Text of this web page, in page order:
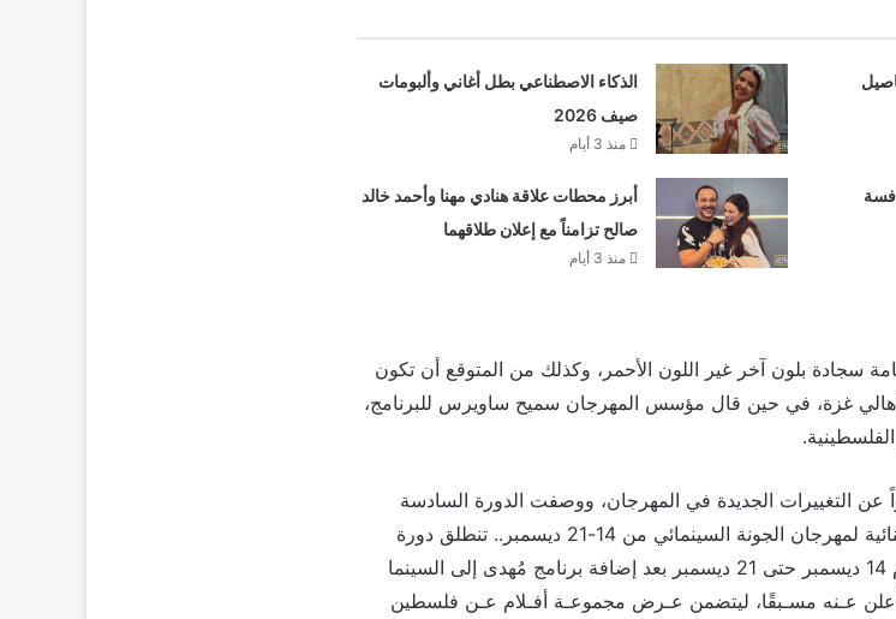
الذكاء الاصطناعي بطل أغاني وألبومات
صيف 2026
منذ 3 أيام
أبرز محطات علاقة هنادي مهنا وأحمد خالد
صالح تزامناً مع إعلان طلاقهما
منذ 3 أيام
سجادة بلون آخر غير اللون الأحمر، وكذلك من المتوقع أن تكون
غزة، في حين قال مؤسس المهرجان سميح ساويرس للبرنامج،
التغييرات الجديدة في المهرجان، ووصفت الدورة السادسة
بـ”الاستثنائية”، وذكرت في بيان لها: “دورة استثنائية لمهرجان الجونة السينمائي من 14-21 ديسمبر.. تنطلق دورة
استثنائية من مهـرجـان الـجونة السينمائـي يـوم 14 ديسمبر حتى 21 ديسمبر بعد إضافة برنامج مُهدى إلى السينما
أُعلن عـنه مسـبقًا، ليتضمن عـرض مجموعـة أفـلام عـن فلسطين